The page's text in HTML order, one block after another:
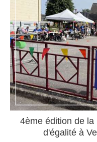
4ème édition de
d'égalité à